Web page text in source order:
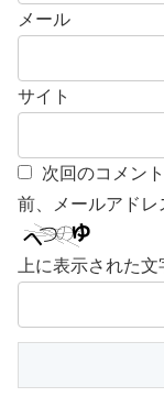
メール
サイト
次回のコメン
前、メールアドレ
上に表示された